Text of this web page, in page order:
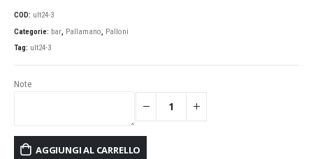
COD: ult24-3
Categorie: bar, Pallamano, Palloni
Tag: ult24-3
Note
AGGIUNGI AL CARRELLO